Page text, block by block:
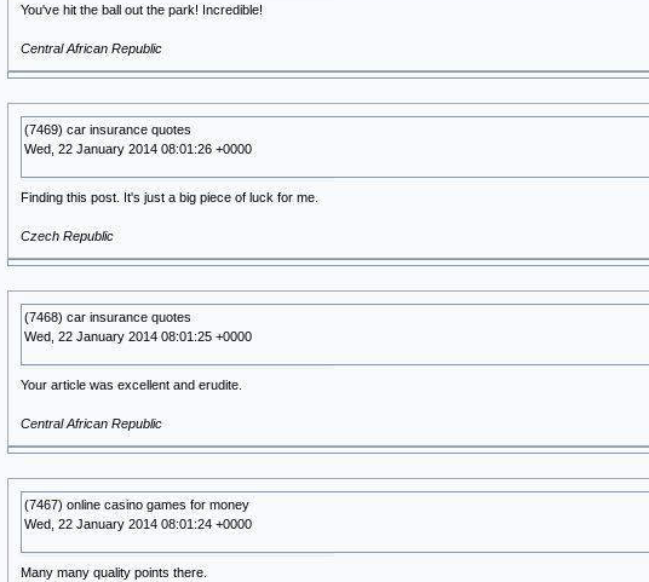
You've hit the ball out the park! Incredible!
Central African Republic
(7469) car insurance quotes
Wed, 22 January 2014 08:01:26 +0000
Finding this post. It's just a big piece of luck for me.
Czech Republic
(7468) car insurance quotes
Wed, 22 January 2014 08:01:25 +0000
Your article was excellent and erudite.
Central African Republic
(7467) online casino games for money
Wed, 22 January 2014 08:01:24 +0000
Many many quality points there.